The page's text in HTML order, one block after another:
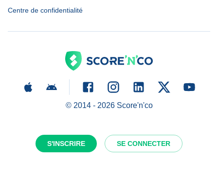
S'INSCRIRE SE CONNECTER
Centre de confidentialité
© 2014 - 2026Score'n'co